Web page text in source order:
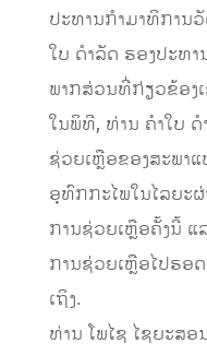
ປະທານກຳມາທິການ
ໃບ ດຳລັດ ຮອງປະທ
ພາກສ່ວນທີ່ກ່ຽວຂ້ອງ
ໃນພິທີ, ທ່ານ ຄຳໃບ
ຊ່ວຍເຫຼືອຂອງສະພາ
ອຸທົກກະໄພໃນໄລຍະ
ການຊ່ວຍເຫຼືອຄັ້ງນີ້ ແ
ການຊ່ວຍເຫຼືອໄປຮອ
ເຖິງ.
ທ່ານ ໂພໄຊ ໄຊຍະສ